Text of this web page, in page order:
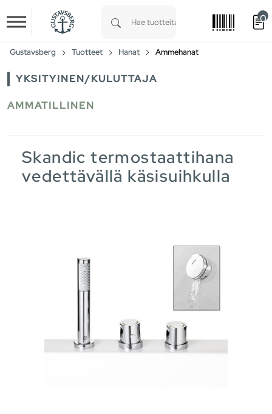
Skip to main content
0
Gustavsberg Tuotteet Hanat Ammehanat
YKSITYINEN/KULUTTAJA
AMMATILLINEN
Skandic termostaattihana
vedettävällä käsisuihkulla